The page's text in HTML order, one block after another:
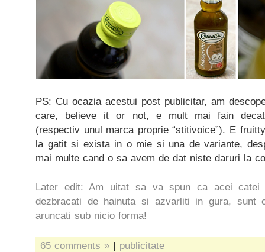
PS: Cu ocazia acestui post publicitar, am
care, believe it or not, e mult mai fain
(respectiv unul marca proprie “stitivoice”). E
la gatit si exista in o mie si una de variante,
mai multe cand o sa avem de dat niste daruri la
Later edit: Am uitat sa va spun ca acei
dezbracati de hainuta si azvarliti in gura, sunt
aruncati sub nicio forma!
65 comments » | publicitate